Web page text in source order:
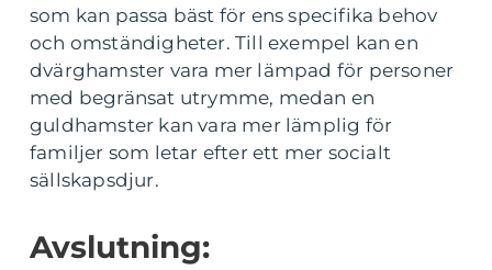
som kan passa bäst för ens specifika behov
och omständigheter. Till exempel kan en
dvärghamster vara mer lämpad för personer
med begränsat utrymme, medan en
guldhamster kan vara mer lämplig för
familjer som letar efter ett mer socialt
sällskapsdjur.
Avslutning: